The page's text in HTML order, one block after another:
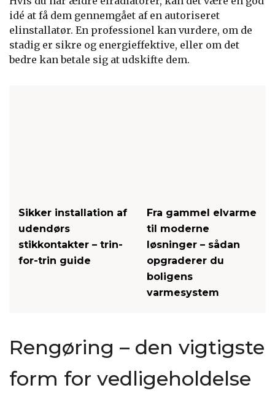
idé at få dem gennemgået af en autoriseret
elinstallatør. En professionel kan vurdere, om de
stadig er sikre og energieffektive, eller om det
bedre kan betale sig at udskifte dem.
Sikker installation af
udendørs
stikkontakter – trin-
for-trin guide
Fra gammel elvarme
til moderne
løsninger – sådan
opgraderer du
boligens
varmesystem
Rengøring – den vigtigste
form for vedligeholdelse